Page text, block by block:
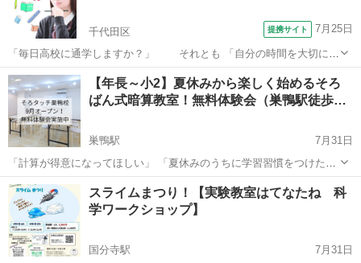
千代田区 提携サイト 7月25日
「毎日高校に通学しますか？」 それとも 「自分の時間を大切にし
てネットで卒業しますか？」 ●日本ウェルネス高校は、全国どこで
も・好きな時にネット学習で高校卒業ができます。 ●高校に登校する
のは年に数日のスクーリングのみ。...
東京 千代田区 その他
【年長～小2】夏休みから楽しく始めるそろ
ばん式暗算教室！無料体験会（巣鴨駅徒歩…
巣鴨駅
7月31日
「計算が得意になってほしい」 「夏休みのうちに学習習慣をつけた
い」 そんな保護者の方へ、9月開校予定のそろタッチ巣鴨校では、親
子で参加できる無料体験会を開催します。 そろタッチは、タブレット
を使ってゲーム感覚で楽し...
東京 豊島区 巣鴨駅 その他 夏休み
スライムまつり！【実験教室はてなたね 科
学ワークショップ】
国分寺駅
7月31日